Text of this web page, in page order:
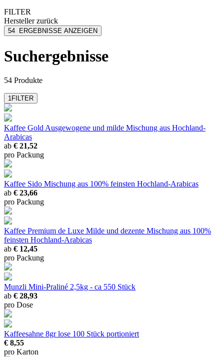
FILTER
Herstellerzurück
Agrana
Chicco Dòro
Emmi
mehr anzeigen
54 ERGEBNISSE ANZEIGEN
Suchergebnisse
54 Produkte
1FILTER
Kaffee Gold Ausgewogene und milde Mischung aus Hochland-
Arabicas
ab € 21,52
pro Packung
Kaffee Sido Mischung aus 100% feinsten Hochland-Arabicas
ab € 23,66
pro Packung
Kaffee Premium de Luxe Milde und dezente Mischung aus 100%
feinsten Hochland-Arabicas
ab € 12,45
pro Packung
Munzli Mini-Praliné 2,5kg - ca 550 Stück
ab € 28,93
pro Dose
Kaffeesahne 8gr lose 100 Stück portioniert
€ 8,55
pro Karton